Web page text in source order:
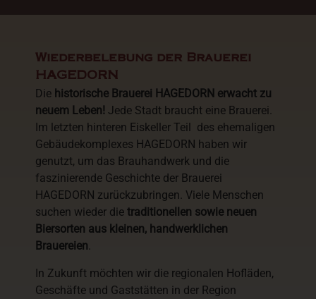
Wiederbelebung der Brauerei
HAGEDORN
Die historische Brauerei HAGEDORN erwacht zu
neuem Leben! Jede Stadt braucht eine Brauerei.
Im letzten hinteren Eiskeller Teil des ehemaligen
Gebäudekomplexes HAGEDORN haben wir
genutzt, um das Brauhandwerk und die
faszinierende Geschichte der Brauerei
HAGEDORN zurückzubringen. Viele Menschen
suchen wieder die traditionellen sowie neuen
Biersorten aus kleinen, handwerklichen
Brauereien.
In Zukunft möchten wir die regionalen Hofläden,
Geschäfte und Gaststätten in der Region